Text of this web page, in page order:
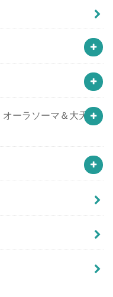
ーラソーマ＆大天